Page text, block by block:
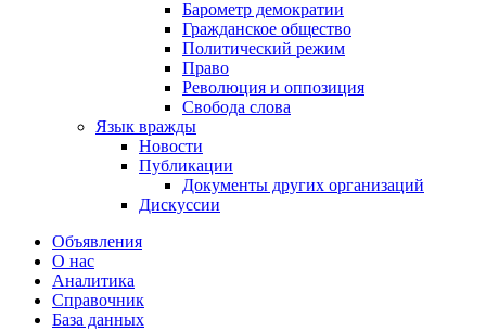
Барометр демократии
Гражданское общество
Политический режим
Право
Революция и оппозиция
Свобода слова
Язык вражды
Новости
Публикации
Документы других организаций
Дискуссии
Объявления
О нас
Аналитика
Справочник
База данных